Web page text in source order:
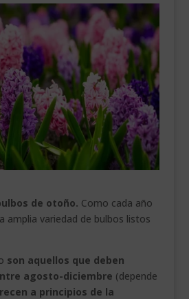
de otoño. Como cada año
amplia variedad de bulbos listos
son aquellos que deben
agosto-diciembre (depende
a principios de la